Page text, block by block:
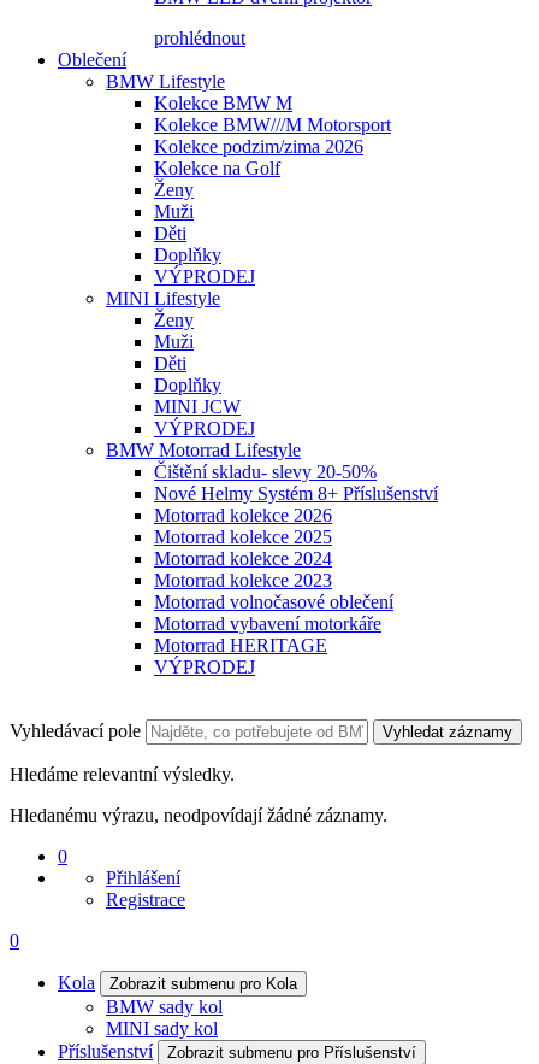
prohlédnout
Oblečení
BMW Lifestyle
Kolekce BMW M
Kolekce BMW///M Motorsport
Kolekce podzim/zima 2026
Kolekce na Golf
Ženy
Muži
Děti
Doplňky
VÝPRODEJ
MINI Lifestyle
Ženy
Muži
Děti
Doplňky
MINI JCW
VÝPRODEJ
BMW Motorrad Lifestyle
Čištění skladu- slevy 20-50%
Nové Helmy Systém 8+ Příslušenství
Motorrad kolekce 2026
Motorrad kolekce 2025
Motorrad kolekce 2024
Motorrad kolekce 2023
Motorrad volnočasové oblečení
Motorrad vybavení motorkáře
Motorrad HERITAGE
VÝPRODEJ
Vyhledávací pole Vyhledat záznamy
Hledáme relevantní výsledky.
Hledanému výrazu, neodpovídají žádné záznamy.
0
Přihlášení
Registrace
0
Kola Zobrazit submenu pro Kola
BMW sady kol
MINI sady kol
Příslušenství
Zobrazit submenu pro Příslušenství